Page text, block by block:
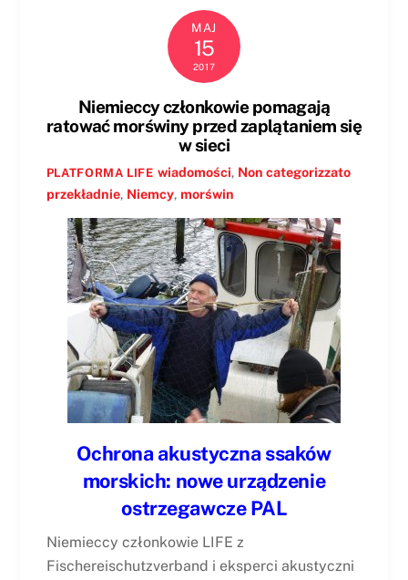
MAJ
15
2017
Niemieccy członkowie pomagają
ratować morświny przed zaplątaniem się
w sieci
PLATFORMA LIFE wiadomości, Non categorizzato
przekładnie, Niemcy, morświn
Ochrona akustyczna ssaków
morskich: nowe urządzenie
ostrzegawcze PAL
Niemieccy członkowie LIFE z
Fischereischutzverband i eksperci akustyczni